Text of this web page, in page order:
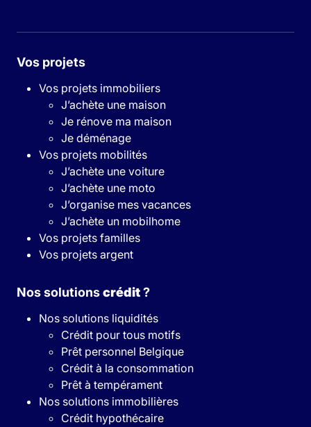
Vos projets
Vos projets immobiliers
J’achète une maison
Je rénove ma maison
Je déménage
Vos projets mobilités
J’achète une voiture
J’achète une moto
J’organise mes vacances
J’achète un mobilhome
Vos projets familles
Vos projets argent
Nos solutionscrédit?
Nos solutions liquidités
Crédit pour tous motifs
Prêt personnel Belgique
Crédit à la consommation
Prêt à tempérament
Nos solutions immobilières
Crédit hypothécaire